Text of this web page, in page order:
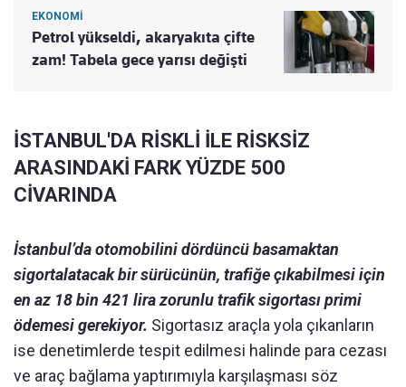
EKONOMİ
Petrol yükseldi, akaryakıta çifte
zam! Tabela gece yarısı değişti
İSTANBUL'DA RİSKLİ İLE RİSKSİZ
ARASINDAKİ FARK YÜZDE 500
CİVARINDA
İstanbul’da otomobilini dördüncü basamaktan
sigortalatacak bir sürücünün, trafiğe çıkabilmesi için
en az 18 bin 421 lira zorunlu trafik sigortası primi
ödemesi gerekiyor. Sigortasız araçla yola çıkanların
ise denetimlerde tespit edilmesi halinde para cezası
ve araç bağlama yaptırımıyla karşılaşması söz